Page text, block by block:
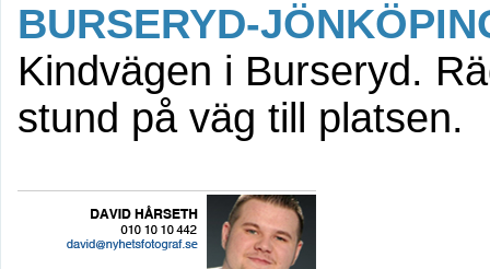
BURSERYD-
Kindvägen i Burseryd.
stund på väg till platsen.